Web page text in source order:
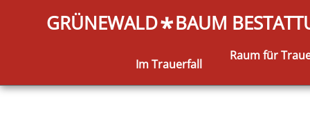
GRÜNEWALD*BAUM
Im Trauerfall
Raum für